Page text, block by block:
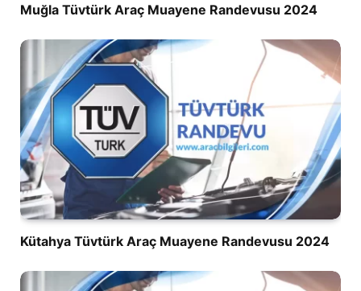
Muğla Tüvtürk Araç Muayene Randevusu 2024
Kütahya Tüvtürk Araç Muayene Randevusu 2024